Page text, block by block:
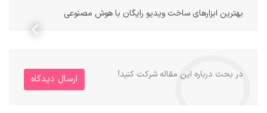
بهترین ابزارهای ساخت ویدیو رایگان با هوش مصنوعی
در بحث درباره این مقاله شرکت کنید! ارسال دیدگاه